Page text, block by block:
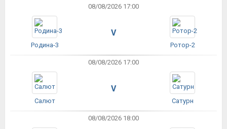
08/08/2026 17:00
Родина-3
V
Ротор-2
08/08/2026 17:00
Салют
V
Сатурн
08/08/2026 18:00